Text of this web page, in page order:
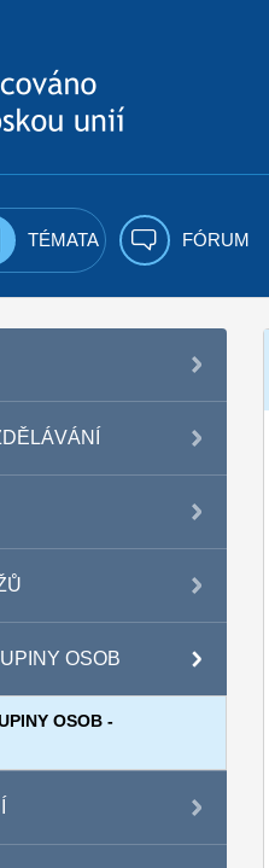
TÉMATA FÓRUM
OSOB
OSOB -